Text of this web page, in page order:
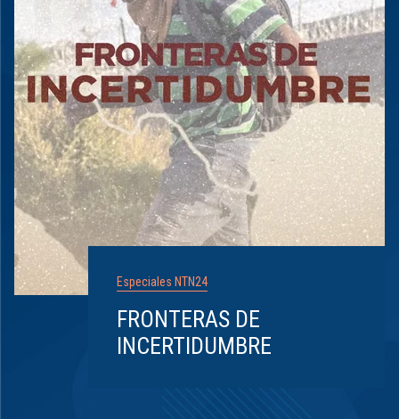
Especiales NTN24
FRONTERAS DE
INCERTIDUMBRE